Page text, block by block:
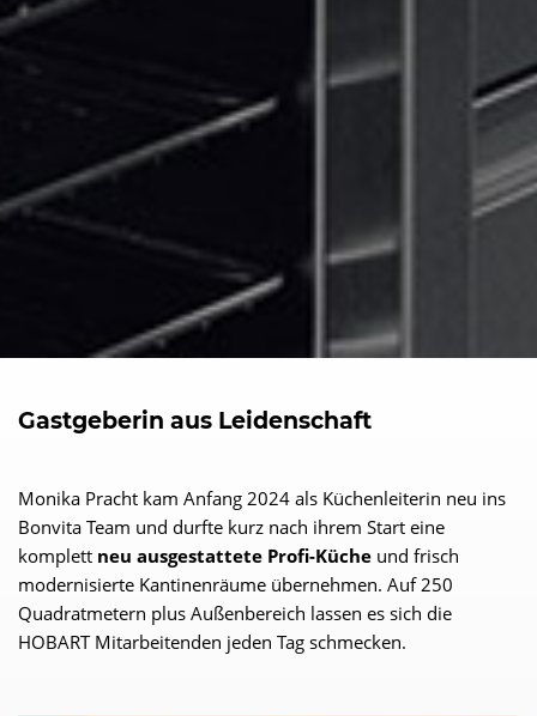
Gastgeberin aus Leidenschaft
Monika Pracht kam Anfang 2024 als Küchenleiterin neu ins
Bonvita Team und durfte kurz nach ihrem Start eine
komplett neu ausgestattete Profi-Küche und frisch
modernisierte Kantinenräume übernehmen. Auf 250
Quadratmetern plus Außenbereich lassen es sich die
HOBART Mitarbeitenden jeden Tag schmecken.